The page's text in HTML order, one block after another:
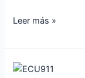
Leer más »
Ejercicio